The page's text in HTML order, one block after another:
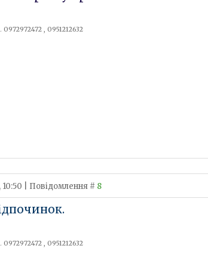
, 0951212632
10:50 | Повідомлення # 8
, 0951212632